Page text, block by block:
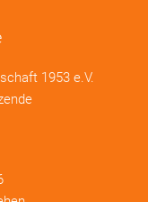
1953 e.V.